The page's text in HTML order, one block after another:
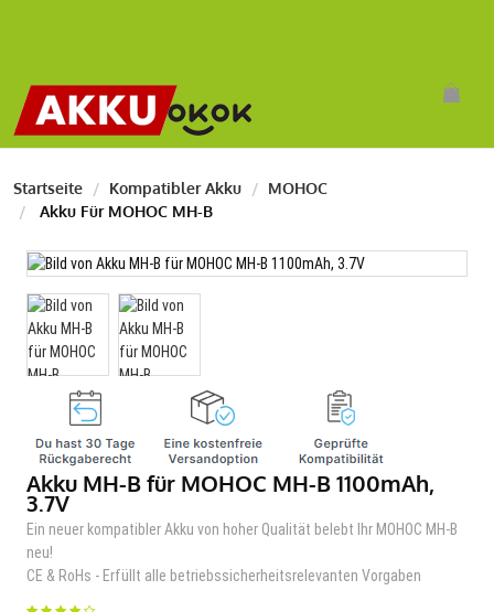
Startseite Kompatibler Akku
MOHOC
Akku Für MOHOC MH-B
Akku MH-B für MOHOC MH-B 1100mAh,
3.7V
Ein neuer kompatibler Akku von hoher Qualität belebt Ihr MOHOC MH-B
neu!
CE & RoHs - Erfüllt alle betriebssicherheitsrelevanten Vorgaben